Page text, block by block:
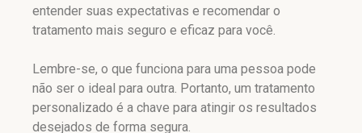
entender suas expectativas e recomendar o
tratamento mais seguro e eficaz para você.
Lembre-se, o que funciona para uma pessoa pode
não ser o ideal para outra. Portanto, um tratamento
personalizado é a chave para atingir os resultados
desejados de forma segura.